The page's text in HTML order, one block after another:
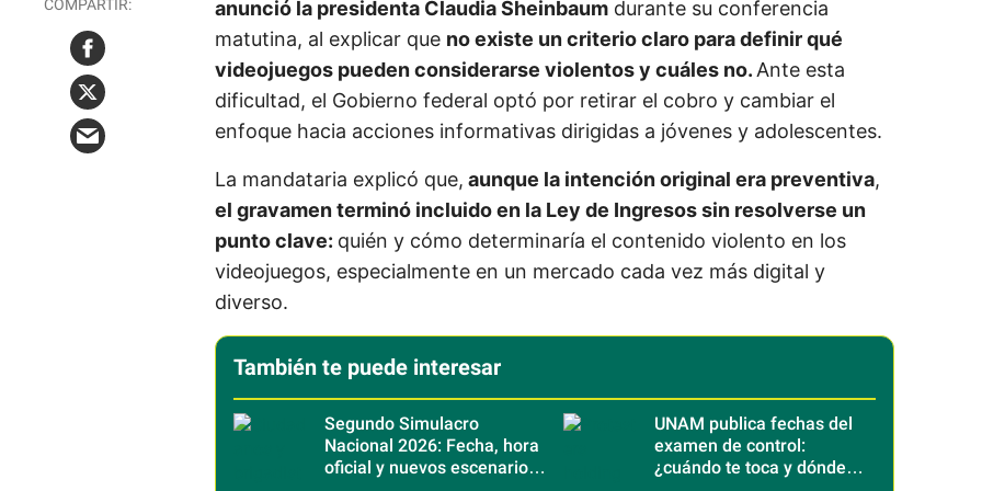
anunció la presidenta Claudia Sheinbaum durante su conferencia
matutina, al explicar que no existe un criterio claro para definir qué
videojuegos pueden considerarse violentos y cuáles no. Ante esta
dificultad, el Gobierno federal optó por retirar el cobro y cambiar el
enfoque hacia acciones informativas dirigidas a jóvenes y adolescentes.
La mandataria explicó que, aunque la intención original era preventiva,
el gravamen terminó incluido en la Ley de Ingresos sin resolverse un
punto clave: quién y cómo determinaría el contenido violento en los
videojuegos, especialmente en un mercado cada vez más digital y
diverso.
También te puede interesar
Segundo Simulacro
Nacional 2026: Fecha, hora
oficial y nuevos escenarios
UNAM publica fechas del
examen de control:
¿cuándo te toca y dónde